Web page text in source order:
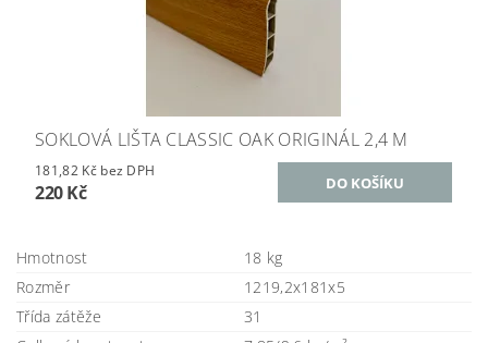
SOKLOVÁ LIŠTA CLASSIC OAK ORIGINÁL 2,4 M
181,82 Kč bez DPH
220 Kč
Hmotnost
18 kg
Rozměr
1219,2x181x5
Třída zátěže
31